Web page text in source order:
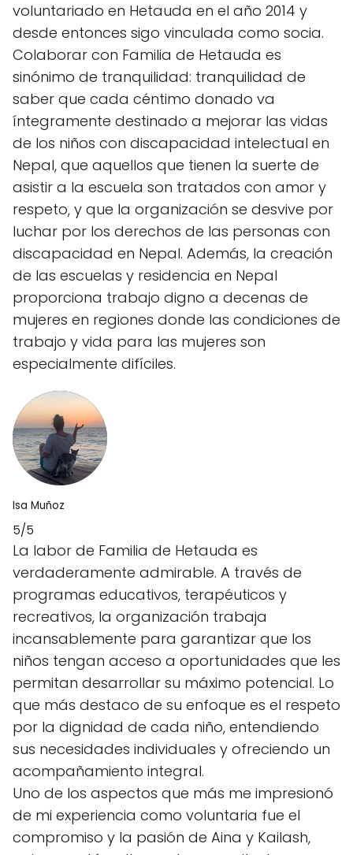
voluntariado en Hetauda en el año 2014 y
desde entonces sigo vinculada como socia.
Colaborar con Familia de Hetauda es
sinónimo de tranquilidad: tranquilidad de
saber que cada céntimo donado va
íntegramente destinado a mejorar las vidas
de los niños con discapacidad intelectual en
Nepal, que aquellos que tienen la suerte de
asistir a la escuela son tratados con amor y
respeto, y que la organización se desvive por
luchar por los derechos de las personas con
discapacidad en Nepal. Además, la creación
de las escuelas y residencia en Nepal
proporciona trabajo digno a decenas de
mujeres en regiones donde las condiciones de
trabajo y vida para las mujeres son
especialmente difíciles.
Isa Muñoz
5/5
La labor de Familia de Hetauda es
verdaderamente admirable. A través de
programas educativos, terapéuticos y
recreativos, la organización trabaja
incansablemente para garantizar que los
niños tengan acceso a oportunidades que les
permitan desarrollar su máximo potencial. Lo
que más destaco de su enfoque es el respeto
por la dignidad de cada niño, entendiendo
sus necesidades individuales y ofreciendo un
acompañamiento integral.
Uno de los aspectos que más me impresionó
de mi experiencia como voluntaria fue el
compromiso y la pasión de Aina y Kailash,